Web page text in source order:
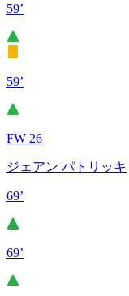
59’
59’
FW 26
ジェアン パトリッキ
69’
69’